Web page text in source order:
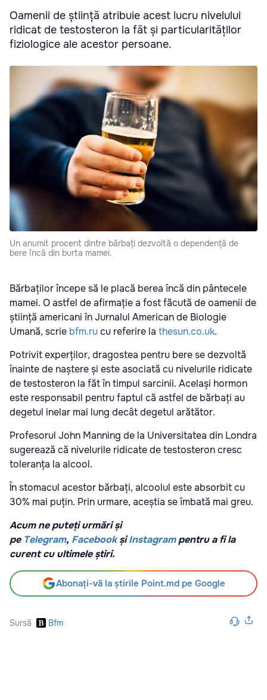
Oamenii de știință atribuie acest lucru nivelului
ridicat de testosteron la făt și particularităților
fiziologice ale acestor persoane.
Un anumit procent dintre bărbați dezvoltă o dependență de
bere încă din burta mamei.
Bărbaților începe să le placă berea încă din pântecele
mamei. O astfel de afirmație a fost făcută de oamenii de
știință americani în Jurnalul American de Biologie
Umană, scrie bfm.rucu referire la thesun.co.uk.
Potrivit experților, dragostea pentru bere se dezvoltă
înainte de naștere și este asociată cu nivelurile ridicate
de testosteron la făt în timpul sarcinii. Același hormon
este responsabil pentru faptul că astfel de bărbați au
degetul inelar mai lung decât degetul arătător.
Profesorul John Manning de la Universitatea din Londra
sugerează că nivelurile ridicate de testosteron cresc
toleranța la alcool.
În stomacul acestor bărbați, alcoolul este absorbit cu
30% mai puțin. Prin urmare, aceștia se îmbată mai greu.
Acum ne puteți urmări și
pe Telegram, FacebookșiInstagrampentru a fi la
curent cu ultimele știri.
Abonați-vă la știrile Point.md pe Google
Sursă Bfm